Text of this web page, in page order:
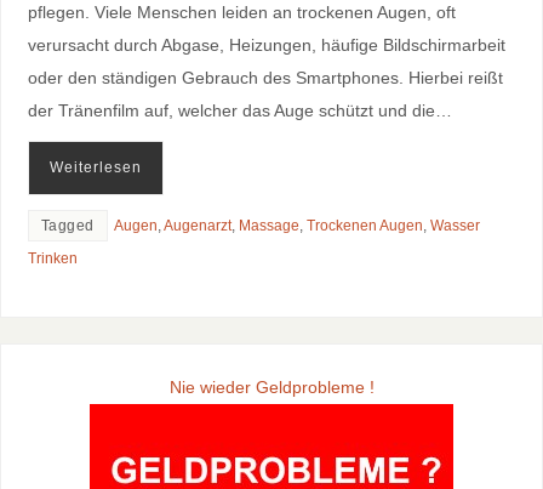
pflegen. Viele Menschen leiden an trockenen Augen, oft
verursacht durch Abgase, Heizungen, häufige Bildschirmarbeit
oder den ständigen Gebrauch des Smartphones. Hierbei reißt
der Tränenfilm auf, welcher das Auge schützt und die…
Weiterlesen
Tagged Augen,Augenarzt, Massage, Trockenen Augen, Wasser
Trinken
Nie wieder Geldprobleme !